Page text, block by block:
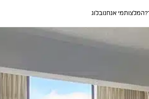
המלצותמי אנחנובלוג